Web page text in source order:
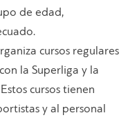
de edad,
cursos regulares
la Superliga y la
cursos tienen
y al personal